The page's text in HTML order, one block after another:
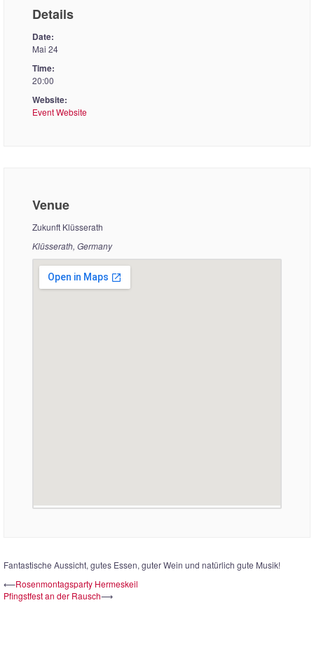
Details
Date:
Mai 24
Time:
20:00
Website:
Event Website
Venue
Zukunft Klüsserath
Klüsserath, Germany
Fantastische Aussicht, gutes Essen, guter Wein und natürlich gute Musik!
Beitrags-
Navigation
⟵Rosenmontagsparty Hermeskeil
Pfingstfest an der Rausch⟶